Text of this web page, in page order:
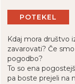
POTEKEL
Kdaj mora društvo
zavarovati? Če
pogodbo?
To so ena
pa boste prejeli na